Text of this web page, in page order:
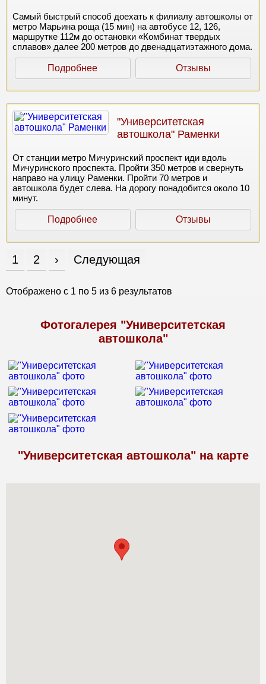
Самый быстрый способ доехать к филиалу автошколы от
метро Марьина роща (15 мин) на автобусе 12, 126,
маршрутке 112м до остановки «Комбинат твердых
сплавов» далее 200 метров до двенадцатиэтажного дома.
Подробнее Отзывы
"Университетская
автошкола" Раменки
От станции метро Мичуринский проспект иди вдоль
Мичуринского проспекта. Пройти 350 метров и свернуть
направо на улицу Раменки. Пройти 70 метров и
автошкола будет слева. На дорогу понадобится около 10
минут.
Подробнее Отзывы
1 2 › Следующая
Отображено с 1 по 5 из 6 результатов
Фотогалерея "Университетская
автошкола"
"Университетская автошкола" на карте